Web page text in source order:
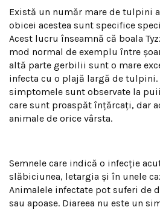
Există un număr mare de tulpini
obicei acestea sunt specifice
Acest lucru înseamnă că boala
mod normal de exemplu între
altă parte gerbilii sunt o mare
infecta cu o plajă largă de tulpini.
simptomele sunt observate la
care sunt proaspăt înțărcați, dar
animale de orice vârsta.
Semnele care indică o infecție
slăbiciunea, letargia și în unele
Animalele infectate pot suferi de
sau apoase. Diareea nu este un